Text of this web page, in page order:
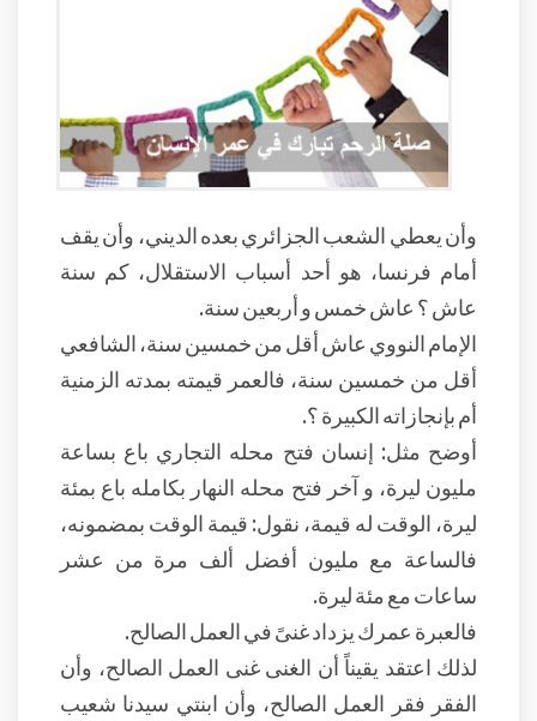
وأن يعطي الشعب الجزائري بعده الديني، وأن يقف
أمام فرنسا، هو أحد أسباب الاستقلال، كم سنة
عاش ؟ عاش خمس و أربعين سنة.
الإمام النووي عاش أقل من خمسين سنة، الشافعي
أقل من خمسين سنة، فالعمر قيمته بمدته الزمنية
أم بإنجازاته الكبيرة ؟.
أوضح مثل: إنسان فتح محله التجاري باع بساعة
مليون ليرة، و آخر فتح محله النهار بكامله باع بمئة
ليرة، الوقت له قيمة، نقول: قيمة الوقت بمضمونه،
فالساعة مع مليون أفضل ألف مرة من عشر
ساعات مع مئة ليرة.
فالعبرة عمرك يزداد غنىً في العمل الصالح.
لذلك اعتقد يقيناً أن الغنى غنى العمل الصالح، وأن
الفقر فقر العمل الصالح، وأن ابنتي سيدنا شعيب